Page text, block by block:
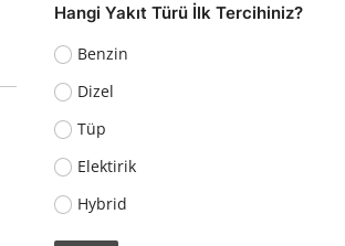
Hangi Yakıt Türü İlk Tercihiniz?
Benzin
Dizel
Tüp
Elektirik
Hybrid